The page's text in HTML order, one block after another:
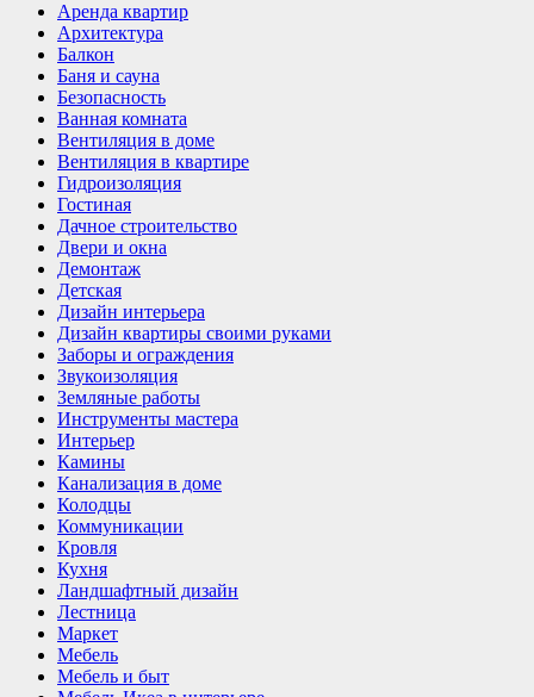
Аренда квартир
Архитектура
Балкон
Баня и сауна
Безопасность
Ванная комната
Вентиляция в доме
Вентиляция в квартире
Гидроизоляция
Гостиная
Дачное строительство
Двери и окна
Демонтаж
Детская
Дизайн интерьера
Дизайн квартиры своими руками
Заборы и ограждения
Звукоизоляция
Земляные работы
Инструменты мастера
Интерьер
Камины
Канализация в доме
Колодцы
Коммуникации
Кровля
Кухня
Ландшафтный дизайн
Лестница
Маркет
Мебель
Мебель и быт